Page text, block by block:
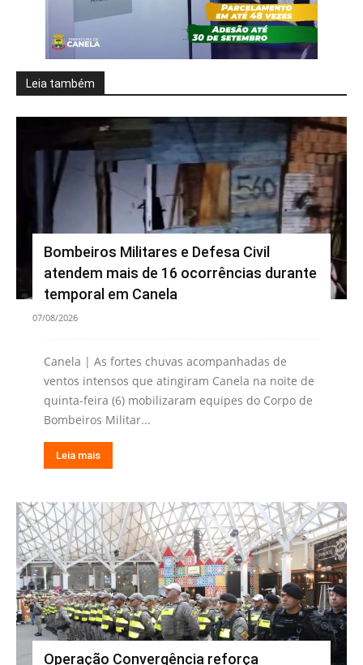
Leia também
Bombeiros Militares e Defesa Civil
atendem mais de 16 ocorrências durante
temporal em Canela
07/08/2026
Canela | As fortes chuvas acompanhadas de
ventos intensos que atingiram Canela na noite de
quinta-feira (6) mobilizaram equipes do Corpo de
Bombeiros Militar...
Leia mais
Operação Convergência reforça